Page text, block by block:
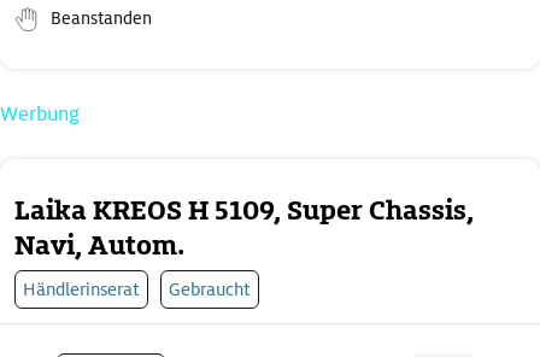
Laika KREOS H 5109, Super Chassis,
Navi, Autom.
Händlerinserat Gebraucht
Beanstanden
Werbung